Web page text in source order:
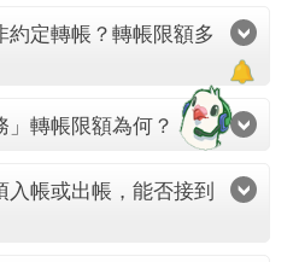
定轉帳？轉帳限額多
轉帳限額為何？
帳或出帳，能否接到